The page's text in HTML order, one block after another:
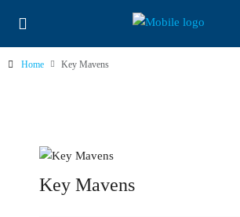
Home Key Mavens
Key Mavens